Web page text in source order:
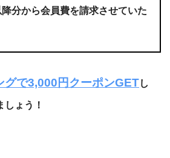
分から会員費を請求させていた
で3,000円クーポンGETし
ょう！